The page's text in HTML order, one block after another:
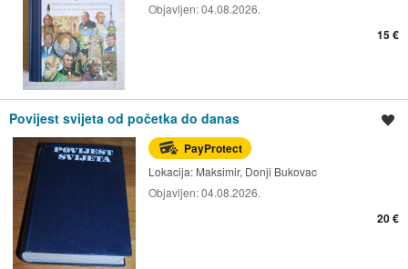
Objavljen:04.08.2026.
15 €
Povijest svijeta od početka do danas
PayProtect
Lokacija: Maksimir, Donji Bukovac
Objavljen:04.08.2026.
20 €